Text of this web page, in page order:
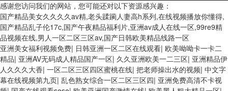
感谢您访问我们的网站，您可能还对以下资源感兴趣：
国产精品美女久久久久av精,老头蹂躏人妻高h系列,在线视频播放你懂得,
国产精品乱子伦17c,国产午夜精品福利片,亚洲av成人在线一区,99re9精
品视频在线,男人一区二区三区av,国产日韩欧美精品线路一区
亚洲美女福利视频免费| 日韩亚洲一区二区在线观看| 欧美呦呦卡一卡二
精品| 亚洲AV无码成人精品国产一区| 久久亚洲欧美一二三区| 亚洲精品伊
人久久久大香| 一区二区三区四区蜜桃在线| 把老师操出水的视频| 中文字
幕在线视频第九页| 乱色熟女综合一区二区三区四| 亚洲免费高清不卡视